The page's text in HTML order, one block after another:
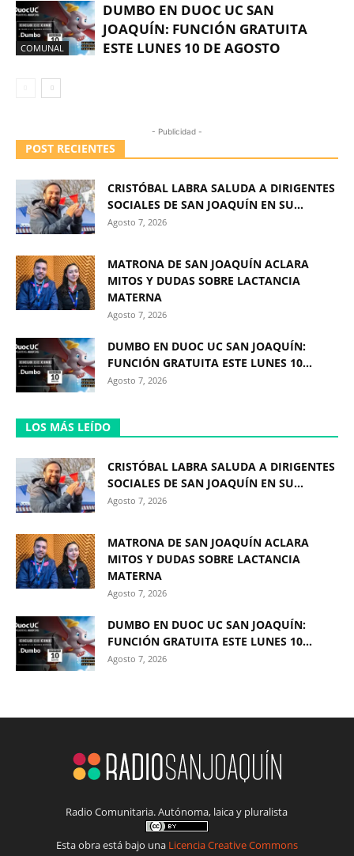
COMUNAL
DUMBO EN DUOC UC SAN
JOAQUÍN: FUNCIÓN GRATUITA
ESTE LUNES 10 DE AGOSTO
- Publicidad -
POST RECIENTES
CRISTÓBAL LABRA SALUDA A DIRIGENTES
SOCIALES DE SAN JOAQUÍN EN SU...
Agosto 7, 2026
MATRONA DE SAN JOAQUÍN ACLARA
MITOS Y DUDAS SOBRE LACTANCIA
MATERNA
Agosto 7, 2026
DUMBO EN DUOC UC SAN JOAQUÍN:
FUNCIÓN GRATUITA ESTE LUNES 10...
Agosto 7, 2026
LOS MÁS LEÍDO
CRISTÓBAL LABRA SALUDA A DIRIGENTES
SOCIALES DE SAN JOAQUÍN EN SU...
Agosto 7, 2026
MATRONA DE SAN JOAQUÍN ACLARA
MITOS Y DUDAS SOBRE LACTANCIA
MATERNA
Agosto 7, 2026
DUMBO EN DUOC UC SAN JOAQUÍN:
FUNCIÓN GRATUITA ESTE LUNES 10...
Agosto 7, 2026
Radio Comunitaria. Autónoma, laica y pluralista
Esta obra está bajo una Licencia Creative Commons